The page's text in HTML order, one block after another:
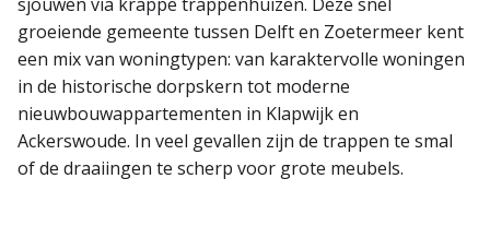
groeiende gemeente tussen Delft en Zoetermeer kent
een mix van woningtypen: van karaktervolle woningen
in de historische dorpskern tot moderne
nieuwbouwappartementen in Klapwijk en
Ackerswoude. In veel gevallen zijn de trappen te smal
of de draaiingen te scherp voor grote meubels.